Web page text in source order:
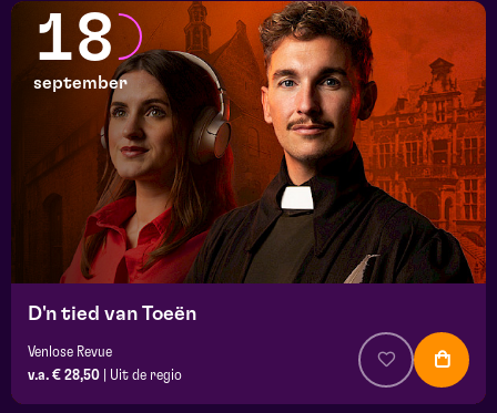
18
september
D'n tied van Toeën
Venlose Revue
v.a. € 28,50
Uit de regio